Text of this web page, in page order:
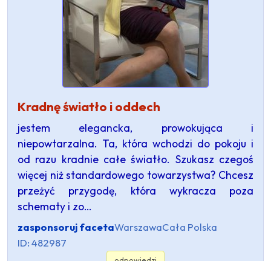
Kradnę światło i oddech
jestem elegancka, prowokująca i
niepowtarzalna. Ta, która wchodzi do pokoju i
od razu kradnie całe światło. Szukasz czegoś
więcej niż standardowego towarzystwa? Chcesz
przeżyć przygodę, która wykracza poza
schematy i zo…
zasponsoruj facetaWarszawaCała Polska
ID: 482987